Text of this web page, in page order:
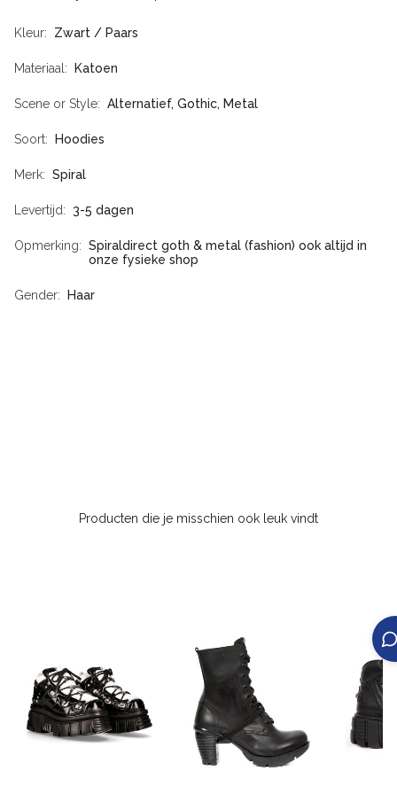
Kleur Zwart / Paars
Materiaal Katoen
Scene or Style Alternatief, Gothic, Metal
Soort Hoodies
Merk Spiral
Levertijd 3-5 dagen
Opmerking
Spiraldirect goth & metal (fashion) ook altijd in
onze fysieke shop
Gender Haar
Producten die je misschien ook leuk vindt